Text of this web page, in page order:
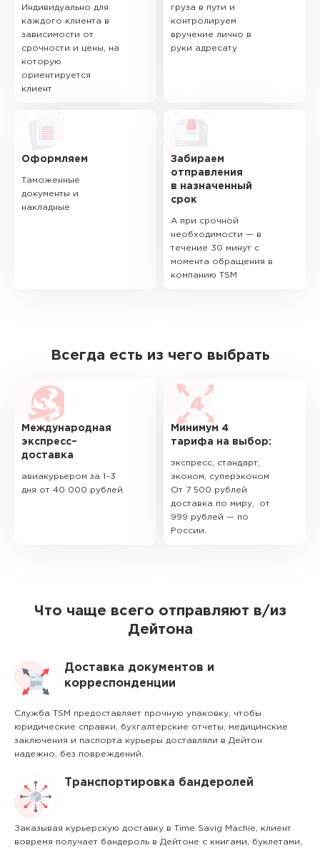
Индивидуально для
каждого клиента в
зависимости от
срочности и цены, на
которую
ориентируется
клиент
груза в пути и
контролируем
вручение лично в
руки адресату
Оформляем
Таможенные
документы и
накладные
Забираем
отправления
в назначенный
срок
А при срочной
необходимости — в
течение 30 минут с
момента обращения в
компанию TSM
Всегда есть из чего выбрать
Международная
экспресс–
доставка
авиакурьером за 1–3
дня от 40 000 рублей
Минимум 4
тарифа на выбор:
экспресс, стандарт,
эконом, суперэконом
От 7 500 рублей
доставка по миру, от
999 рублей — по
России.
Что чаще всего отправляют в/из
Дейтона
Доставка документов и
корреспонденции
Служба TSM предоставляет прочную упаковку, чтобы
юридические справки, бухгалтерские отчеты, медицинские
заключения и паспорта курьеры доставляли в Дейтон
надежно, без повреждений.
Транспортировка бандеролей
Заказывая курьерскую доставку в Time Savig Machie, клиент
вовремя получает бандероль в Дейтоне с книгами, буклетами,